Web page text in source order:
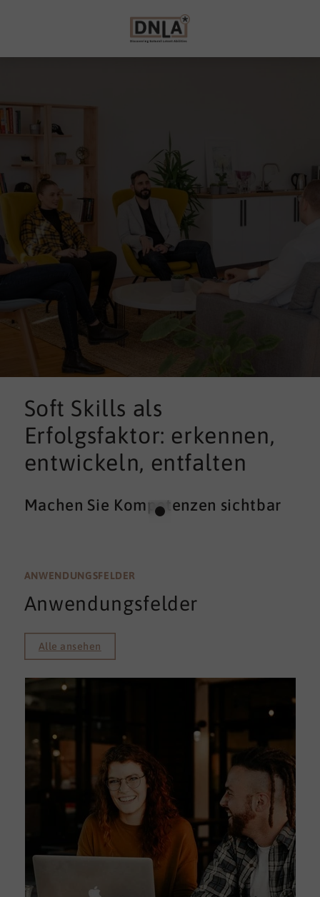
Soft Skills als
Erfolgsfaktor: erkennen,
entwickeln, entfalten
Machen Sie Kompetenzen sichtbar
ANWENDUNGSFELDER
Anwendungsfelder
Alle ansehen